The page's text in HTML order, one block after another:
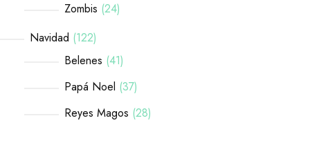
Zombis 24
Navidad 122
Belenes 41
Papá Noel 37
Reyes Magos 28